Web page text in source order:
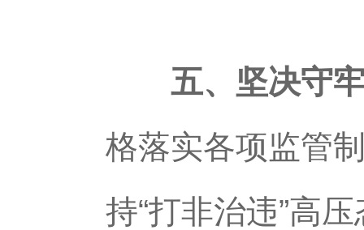
五、坚决守
格落实各项监管
持“打非治违”高